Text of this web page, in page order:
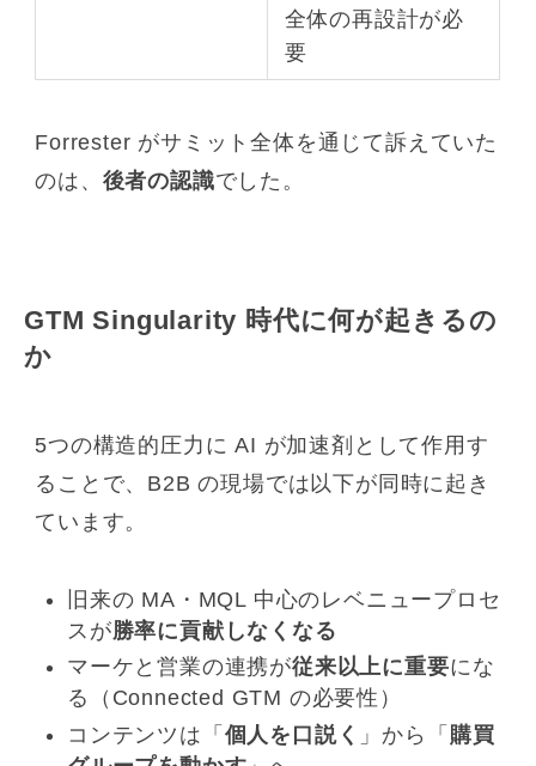
全体の再設計が必
要
Forrester がサミット全体を通じて訴えていた
のは、 後者の認識でした。
GTM Singularity 時代に何が起きるの
か
5つの構造的圧力に AI が加速剤として作用す
ることで、B2B の現場では以下が同時に起き
ています。
旧来の MA・MQL 中心のレベニュープロセ
スが勝率に貢献しなくなる
マーケと営業の連携が従来以上に重要にな
る（Connected GTM の必要性）
コンテンツは「 個人を口説く 」から「 購買